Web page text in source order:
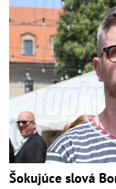
Šokujúce slová